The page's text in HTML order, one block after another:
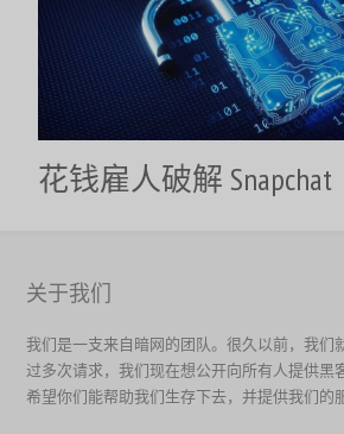
花钱雇人破解 Snapchat
关于我们
我们是一支来自暗网的团队。很久以前，我们
过多次请求，我们现在想公开向所有人提供黑
希望你们能帮助我们生存下去，并提供我们的
Polski
ไทย
香港中文
繁體中文